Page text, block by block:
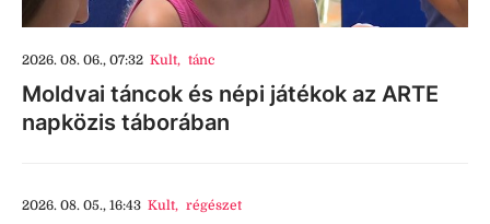
2026. 08. 06., 07:32 Kult, tánc
Moldvai táncok és népi játékok az ARTE
napközis táborában
2026. 08. 05., 16:43 Kult, régészet